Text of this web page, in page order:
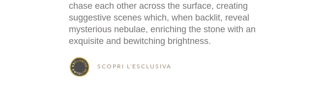
chase each other across the surface, creating
suggestive scenes which, when backlit, reveal
mysterious nebulae, enriching the stone with an
exquisite and bewitching brightness.
SCOPRI L'ESCLUSIVA